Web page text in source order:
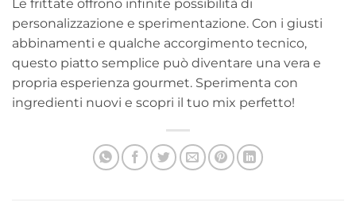
Le frittate offrono infinite possibilità di
personalizzazione e sperimentazione. Con i giusti
abbinamenti e qualche accorgimento tecnico,
questo piatto semplice può diventare una vera e
propria esperienza gourmet. Sperimenta con
ingredienti nuovi e scopri il tuo mix perfetto!